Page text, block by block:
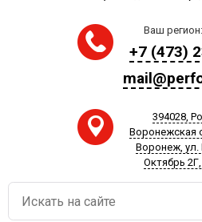
Ваш регион:
+7 (473)
394028,
Воронежская
Воронеж, ул.
Октябрь